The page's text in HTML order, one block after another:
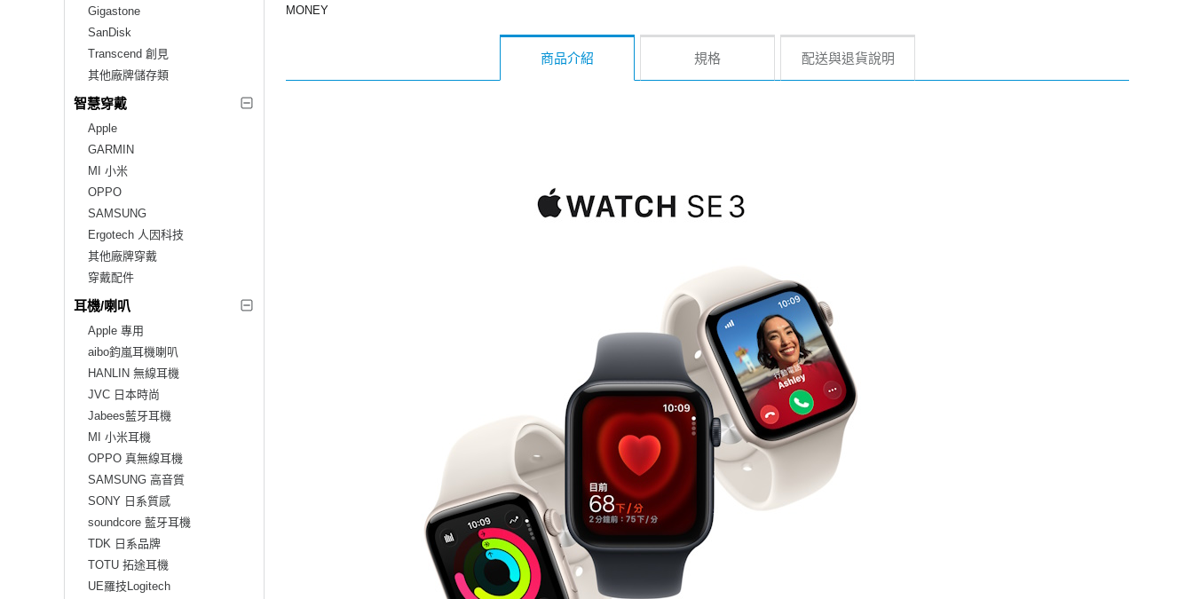
Gigastone
SanDisk
Transcend 創見
其他廠牌儲存類
智慧穿戴
Apple
GARMIN
MI 小米
OPPO
SAMSUNG
Ergotech 人因科技
其他廠牌穿戴
穿戴配件
耳機/喇叭
Apple 專用
aibo鈞嵐耳機喇叭
HANLIN 無線耳機
JVC 日本時尚
Jabees藍牙耳機
MI 小米耳機
OPPO 真無線耳機
SAMSUNG 高音質
SONY 日系質感
soundcore 藍牙耳機
TDK 日系品牌
TOTU 拓途耳機
UE羅技Logitech
MONEY
商品介紹 規格 配送與退貨說明